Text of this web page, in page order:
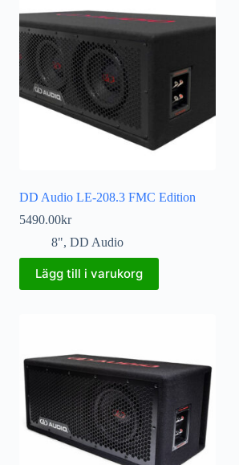
DD Audio LE-208.3 FMC Edition
5490.00kr
8", DD Audio
Lägg till i varukorg